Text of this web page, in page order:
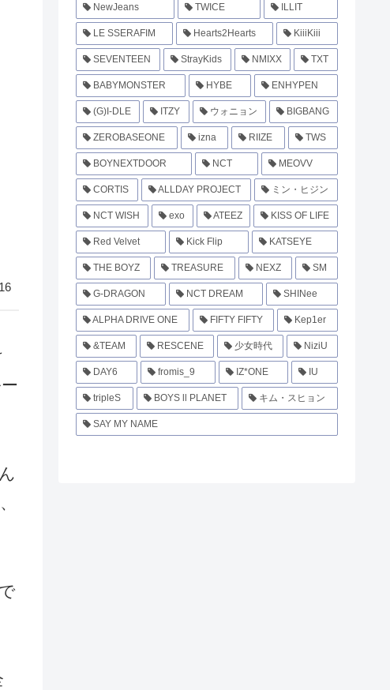
NewJeans TWICE ILLIT
LE SSERAFIM Hearts2Hearts KiiiKiii
SEVENTEEN StrayKids NMIXX TXT
BABYMONSTER HYBE ENHYPEN
(G)I-DLE ITZY ウォニョン BIGBANG
ZEROBASEONE izna RIIZE TWS
BOYNEXTDOOR NCT MEOVV
CORTIS ALLDAY PROJECT ミン・ヒジン
NCT WISH exo ATEEZ KISS OF LIFE
Red Velvet Kick Flip KATSEYE
THE BOYZ TREASURE NEXZ SM
G-DRAGON NCT DREAM SHINee
ALPHA DRIVE ONE FIFTY FIFTY Kep1er
&TEAM RESCENE 少女時代 NiziU
DAY6 fromis_9 IZ*ONE IU
tripleS BOYS ll PLANET キム・スヒョン
SAY MY NAME